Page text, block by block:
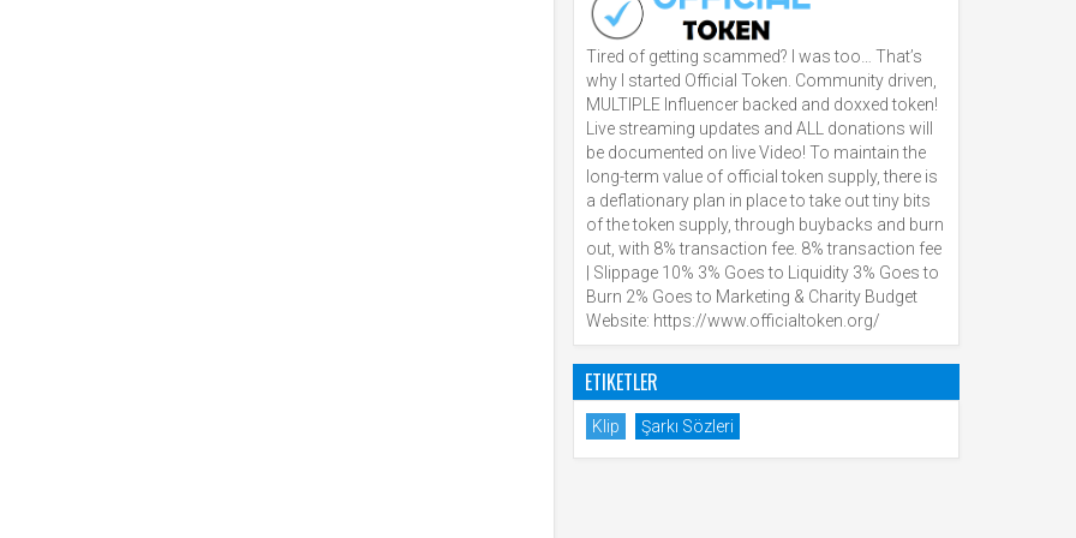
Tired of getting scammed? I was too… That’s
why I started Official Token. Community driven,
MULTIPLE Influencer backed and doxxed token!
Live streaming updates and ALL donations will
be documented on live Video! To maintain the
long-term value of official token supply, there is
a deflationary plan in place to take out tiny bits
of the token supply, through buybacks and burn
out, with 8% transaction fee. 8% transaction fee
| Slippage 10% 3% Goes to Liquidity 3% Goes to
Burn 2% Goes to Marketing & Charity Budget
Website: https://www.officialtoken.org/
ETIKETLER
Klip Şarkı Sözleri